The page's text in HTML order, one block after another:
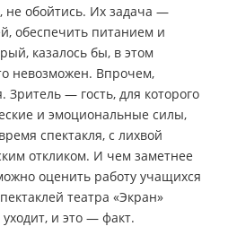
не обойтись. Их задача —
обеспечить питанием и
казалось бы, в этом
невозможен. Впрочем,
Зритель — гость, для которого
и эмоциональные силы,
спектакля, с лихвой
откликом. И чем заметнее
оценить работу учащихся
театра «Экран»
и это — факт.